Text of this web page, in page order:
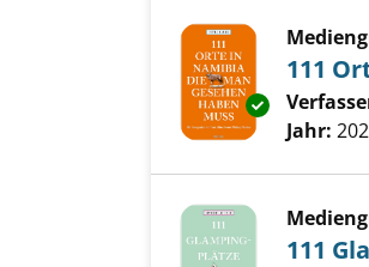
Exemplar-
111
Jahr:
111